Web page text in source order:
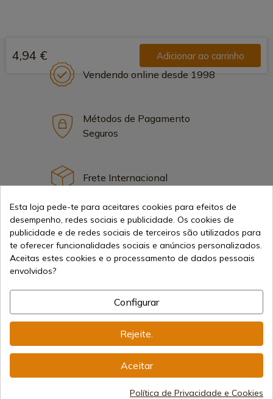
4,94 € Adicionar ao carrinho
Vendendo online desde 1998
Métodos de Pagamento
Seguros
Frete Internacional
Informação
info@aceros-de-hispania.com
(+34)978 877 088
(+34)676 850 364
Segunda a Sexta das 09:00 às 15:00
Esta loja pede-te para aceitares cookies para efeitos de
desempenho, redes sociais e publicidade. Os cookies de
publicidade e de redes sociais de terceiros são utilizados para
te oferecer funcionalidades sociais e anúncios personalizados.
Aceitas estes cookies e o processamento de dados pessoais
envolvidos?
Configurar
Rejeite.
Aceitar
Política de Privacidade e Cookies